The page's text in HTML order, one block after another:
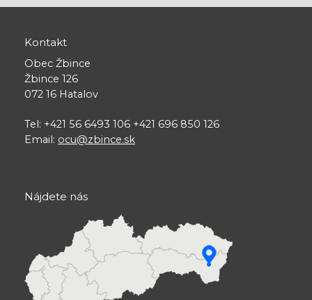
Kontakt
Obec Žbince
Žbince 126
072 16 Hatalov
Tel: +421 56 6493 106 +421 696 850 126
Email: ocu@zbince.sk
Nájdete nás